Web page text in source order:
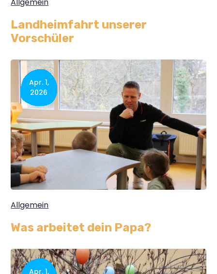
Landheimfahrt unserer
Vorschüler
Allgemein
Apr. 1,
2026
Was arbeitet dein Papa?
Allgemein
Apr. 1,